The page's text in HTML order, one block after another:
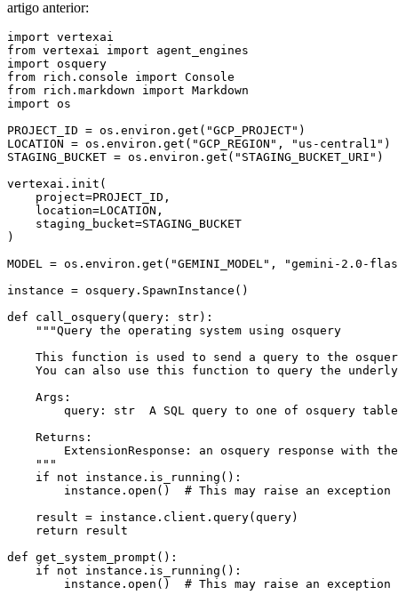
artigo anterior:
import vertexai
from vertexai import
agent_engines
import osquery
from
rich.console import Console
from
rich.markdown import Markdown
import os
PROJECT_ID = os . environ . get ( "GCP_PROJECT" )
LOCATION = os . environ . get ( "GCP_REGION" , "us-central1" )
STAGING_BUCKET = os . environ . get ( "STAGING_BUCKET_URI" )
vertexai . init (
project=PROJECT_ID ,
location=LOCATION ,
staging_bucket=STAGING_BUCKET
)
MODEL = os . environ . get ( "GEMINI_MODEL" ,
"gemini-2.0-
instance = osquery . SpawnInstance ()
def
call_osquery( query : str):
    """
if
not instance . is_running ():
instance . open ()
# This may raise an exception
result = instance . client . query( query)
return
result
def get_system_prompt ():
if
not instance . is_running ():
instance . open ()
# This may raise an exception